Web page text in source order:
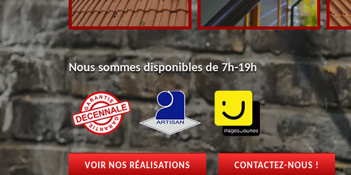
Nous sommes disponibles de 7h-19h
VOIR NOS RÉALISATIONS CONTACTEZ-NOUS !